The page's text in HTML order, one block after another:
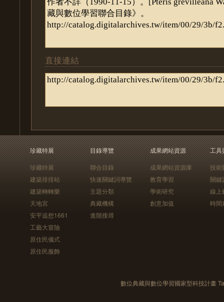
直接連結
珍藏特展
珍藏特展
建築排排站
建築轉轉樂
天地宮
安平追想1661
工藝大冒險
原住民儀式
原住民服飾
目錄導覽
聯合目錄
快速關鍵詞導覽
主題分類
典藏機構
進階搜尋
成果網站資源
成果網站資源庫
教育學習
學術研究
創意加值
工具
技術
關鍵
線上
時間
數位典藏與數位學習國家型科技計畫